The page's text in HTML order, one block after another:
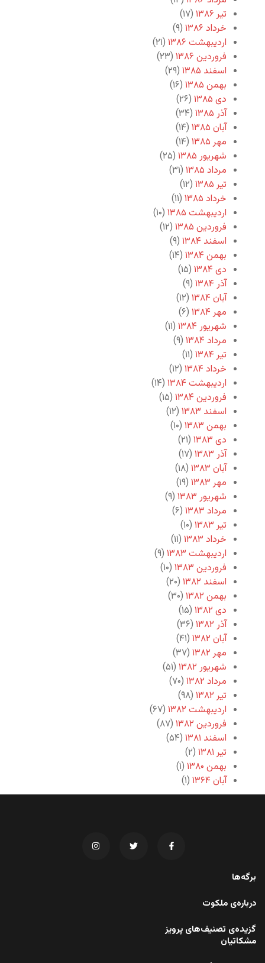
تیر ۱۳۸۶
(۱۷)
خرداد ۱۳۸۶
(۹)
اردیبهشت ۱۳۸۶
(۲۱)
فروردین ۱۳۸۶
(۲۳)
اسفند ۱۳۸۵
(۲۹)
بهمن ۱۳۸۵
(۱۶)
دی ۱۳۸۵
(۲۶)
آذر ۱۳۸۵
(۳۴)
آبان ۱۳۸۵
(۱۴)
مهر ۱۳۸۵
(۱۴)
شهریور ۱۳۸۵
(۲۵)
مرداد ۱۳۸۵
(۳۱)
تیر ۱۳۸۵
(۱۲)
خرداد ۱۳۸۵
(۱۱)
اردیبهشت ۱۳۸۵
(۱۰)
فروردین ۱۳۸۵
(۱۲)
اسفند ۱۳۸۴
(۹)
بهمن ۱۳۸۴
(۱۴)
دی ۱۳۸۴
(۱۵)
آذر ۱۳۸۴
(۹)
آبان ۱۳۸۴
(۱۲)
مهر ۱۳۸۴
(۶)
شهریور ۱۳۸۴
(۱۱)
مرداد ۱۳۸۴
(۹)
تیر ۱۳۸۴
(۱۱)
خرداد ۱۳۸۴
(۱۲)
اردیبهشت ۱۳۸۴
(۱۴)
فروردین ۱۳۸۴
(۱۵)
اسفند ۱۳۸۳
(۱۲)
بهمن ۱۳۸۳
(۱۰)
دی ۱۳۸۳
(۲۱)
آذر ۱۳۸۳
(۱۷)
آبان ۱۳۸۳
(۱۸)
مهر ۱۳۸۳
(۱۹)
شهریور ۱۳۸۳
(۹)
مرداد ۱۳۸۳
(۶)
تیر ۱۳۸۳
(۱۰)
خرداد ۱۳۸۳
(۱۱)
اردیبهشت ۱۳۸۳
(۹)
فروردین ۱۳۸۳
(۱۰)
اسفند ۱۳۸۲
(۲۰)
بهمن ۱۳۸۲
(۳۰)
دی ۱۳۸۲
(۱۵)
آذر ۱۳۸۲
(۳۶)
آبان ۱۳۸۲
(۴۱)
مهر ۱۳۸۲
(۳۷)
شهریور ۱۳۸۲
(۵۱)
مرداد ۱۳۸۲
(۷۰)
تیر ۱۳۸۲
(۹۸)
اردیبهشت ۱۳۸۲
(۶۷)
فروردین ۱۳۸۲
(۸۷)
اسفند ۱۳۸۱
(۵۴)
تیر ۱۳۸۱
(۲)
بهمن ۱۳۸۰
(۱)
آبان ۱۳۶۴
(۱)
برگه‌ها
درباره‌ی ملکوت
گزیده‌ی تصنیف‌های پرویز
مشکاتیان